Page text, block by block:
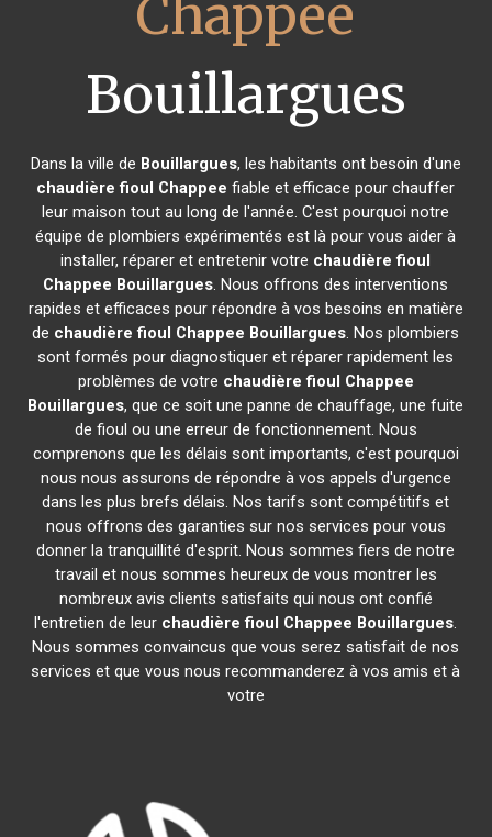
Chappee
Bouillargues
Dans la ville de Bouillargues, les habitants ont besoin d'une
chaudière fioul Chappee fiable et efficace pour chauffer
leur maison tout au long de l'année. C'est pourquoi notre
équipe de plombiers expérimentés est là pour vous aider à
installer, réparer et entretenir votre chaudière fioul
Chappee Bouillargues. Nous offrons des interventions
rapides et efficaces pour répondre à vos besoins en matière
de chaudière fioul Chappee Bouillargues. Nos plombiers
sont formés pour diagnostiquer et réparer rapidement les
problèmes de votre chaudière fioul Chappee
Bouillargues, que ce soit une panne de chauffage, une fuite
de fioul ou une erreur de fonctionnement. Nous
comprenons que les délais sont importants, c'est pourquoi
nous nous assurons de répondre à vos appels d'urgence
dans les plus brefs délais. Nos tarifs sont compétitifs et
nous offrons des garanties sur nos services pour vous
donner la tranquillité d'esprit. Nous sommes fiers de notre
travail et nous sommes heureux de vous montrer les
nombreux avis clients satisfaits qui nous ont confié
l'entretien de leur chaudière fioul Chappee Bouillargues.
Nous sommes convaincus que vous serez satisfait de nos
services et que vous nous recommanderez à vos amis et à
votre